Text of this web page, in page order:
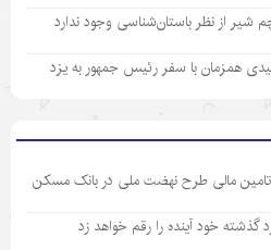
از نظر باستان‌شناسی وجود ندارد
تامین مالی طرح نهضت ملی در بانک مسکن
گذشته خود آینده را رقم خواهد زد